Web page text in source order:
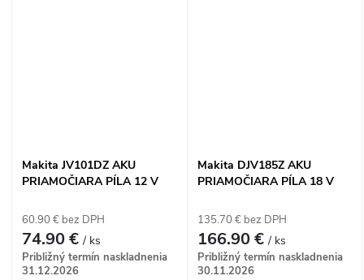
Makita JV101DZ AKU
PRIAMOČIARA PÍLA 12 V
60.90 € bez DPH
74.90 €/ ks
Približný termín naskladnenia
31.12.2026
Makita DJV185Z AKU
PRIAMOČIARA PÍLA 18 V
135.70 € bez DPH
166.90 €/ ks
Približný termín naskladnenia
30.11.2026